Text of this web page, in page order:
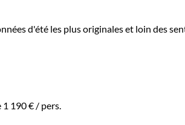
d'été les plus originales et loin des
1 190 € / pers.